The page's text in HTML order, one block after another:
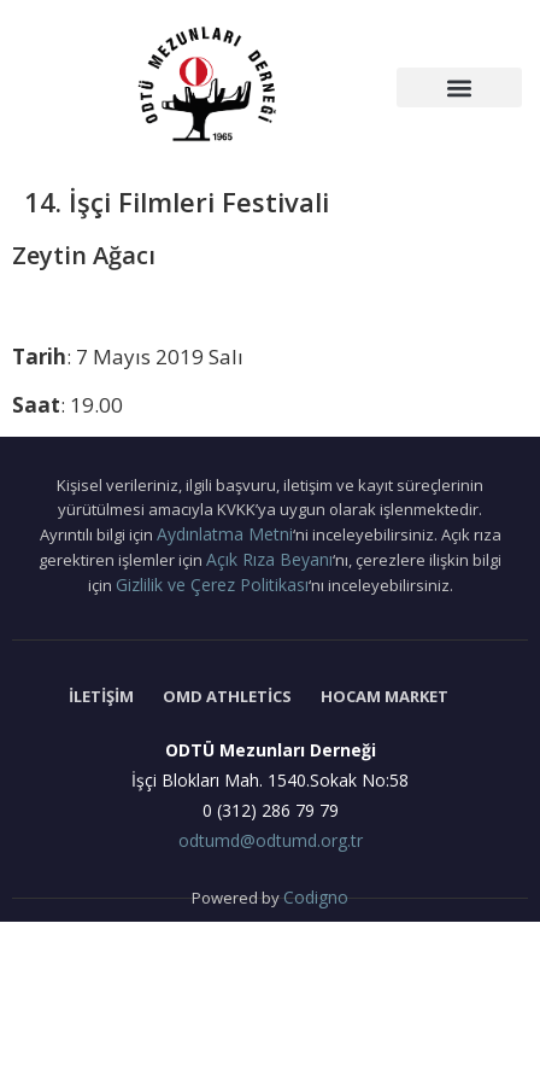
14. İşçi Filmleri Festivali
Zeytin Ağacı
Tarih: 7 Mayıs 2019 Salı
Saat: 19.00
Kişisel verileriniz, ilgili başvuru, iletişim ve kayıt süreçlerinin
yürütülmesi amacıyla KVKK’ya uygun olarak işlenmektedir.
Ayrıntılı bilgi için Aydınlatma Metni‘ni inceleyebilirsiniz. Açık rıza
gerektiren işlemler için Açık Rıza Beyanı‘nı, çerezlere ilişkin bilgi
için Gizlilik ve Çerez Politikası‘nı inceleyebilirsiniz.
İLETIŞIM OMD ATHLETICS HOCAM MARKET
ODTÜ Mezunları Derneği
İşçi Blokları Mah. 1540.Sokak No:58
0 (312) 286 79 79
odtumd@odtumd.org.tr
Powered byCodigno